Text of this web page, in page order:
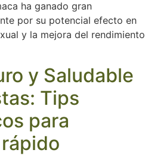
ha ganado gran
por su potencial efecto en
y la mejora del rendimiento
y Saludable
Tips
para